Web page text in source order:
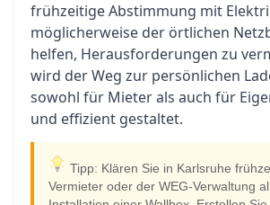
frühzeitige Abstimmung mit
möglicherweise der örtlichen
helfen, Herausforderungen zu
wird der Weg zur persönlichen
sowohl für Mieter als auch für
und effizient gestaltet.
Tipp: Klären Sie in Karlsruhe
Vermieter oder der WEG-Verwaltung